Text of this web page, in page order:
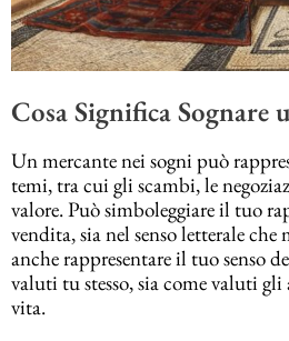
Cosa Significa Sognare
Un mercante nei sogni può
temi, tra cui gli scambi, le
valore. Può simboleggiare il tuo
vendita, sia nel senso letterale
anche rappresentare il tuo senso
valuti tu stesso, sia come valuti
vita.